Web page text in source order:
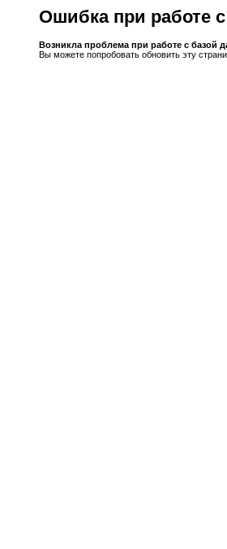
Ошибка при работе
Возникла проблема при работе с базой
Вы можете попробовать обновить эту